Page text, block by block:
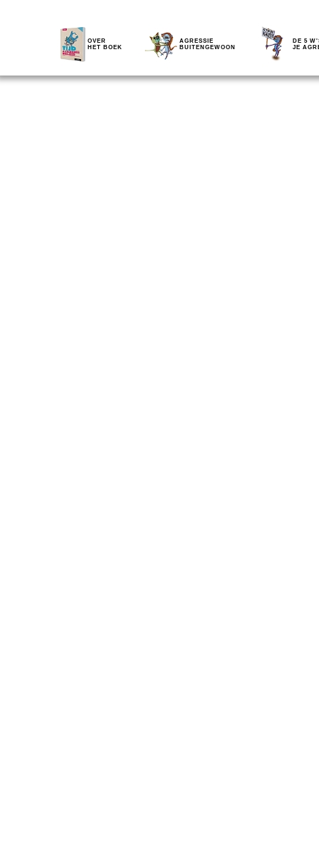
OVER
HET BOEK
AGRESSIE
BUITENGEWOON
DE 5
JE